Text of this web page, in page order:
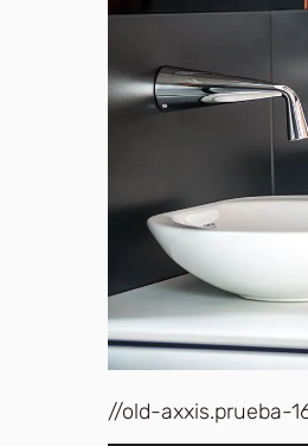
//old-axxis.prueba-